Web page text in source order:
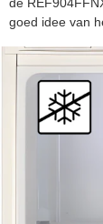
de
goed idee van